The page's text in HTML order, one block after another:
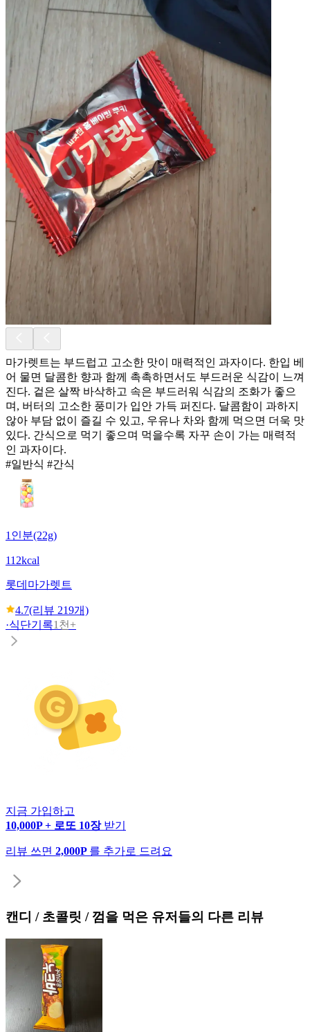
마가렛트는 부드럽고 고소한 맛이 매력적인 과자이다. 한입 베
어 물면 달콤한 향과 함께 촉촉하면서도 부드러운 식감이 느껴
진다. 겉은 살짝 바삭하고 속은 부드러워 식감의 조화가 좋으
며, 버터의 고소한 풍미가 입안 가득 퍼진다. 달콤함이 과하지
않아 부담 없이 즐길 수 있고, 우유나 차와 함께 먹으면 더욱 맛
있다. 간식으로 먹기 좋으며 먹을수록 자꾸 손이 가는 매력적
인 과자이다.
#일반식 #간식
1인분(22g)
112kcal
롯데 마가렛트
4.7(리뷰 219개)
·식단기록1천+
지금 가입하고
10,000P + 로또 10장 받기
리뷰 쓰면 2,000P 를 추가로 드려요
캔디 / 초콜릿 / 껌을 먹은 유저들의 다른 리뷰